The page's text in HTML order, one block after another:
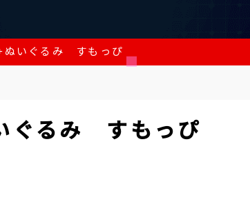
いぐるみ すもっぴ
ぐるみ すもっぴ